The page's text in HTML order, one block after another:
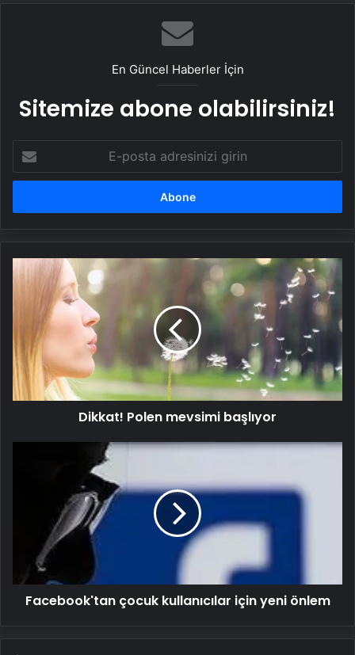
En Güncel Haberler İçin
Sitemize abone olabilirsiniz!
posta
adresinizi
Dikkat!
Polen
mevsimi
başlıyor
Dikkat! Polen mevsimi başlıyor
Facebook'tan çocuk kullanıcılar için yeni önlem